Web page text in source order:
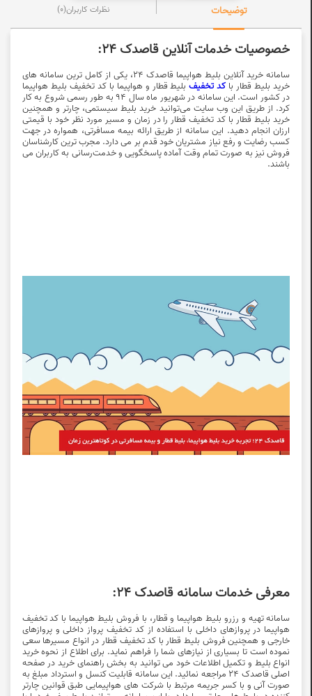
توضیحات نظرات کاربران(0)
خصوصیات خدمات آنلاین قاصدک 24:
سامانه خرید آنلاین
بلیط هواپیما قاصدک 24، یکی از کامل ترین سامانه های
خرید بلیط قطار باکد تخفیفبلیط قطار و هواپیما با کد تخفیف بلیط هواپیما
در کشور است. این سامانه در شهریور ماه سال 94 به طور رسمی شروع به کار
کرد. از طریق این وب سایت می‌توانید خرید بلیط سیستمی، چارتر و همچنین
خرید بلیط قطار با کد تخفیف قطاررا در زمان و مسیر مورد نظر خود با قیمتی
ارزان انجام دهید. این سامانه از طریق ارائه بیمه مسافرتی، همواره در جهت
کسب رضایت و رفع نیاز مشتریان خود قدم بر می دارد. مجرب‌ ترین کارشناسان
فروش نیز به صورت تمام‌ وقت آماده پاسخگویی و خدمت‌رسانی به کاربران می
باشند.
معرفی خدمات سامانه قاصدک 24:
سامانه تهیه ورزرو بلیط هواپیما و قطار، با فروش بلیط هواپیما با کد تخفیف
هواپیما در پروازهای داخلی با استفاده از کد تخفیف پرواز داخلیو پروازهای
خارجی و همچنین فروش بلیط قطار با کد تخفیف قطار در انواع مسیرها سعی
نموده است تا بسیاری از نیازهای شما را فراهم نماید. برای اطلاع از نحوه خرید
انواع بلیط و تکمیل اطلاعات خود می توانید به بخش راهنمای خرید در صفحه
اصلی قاصدک 24 مراجعه نمائید. این سامانه قابلیت کنسل و استرداد مبلغ به
صورت آنی و با کسر جریمه مرتبط با شرکت های هواپیمایی طبق قوانین چارتر